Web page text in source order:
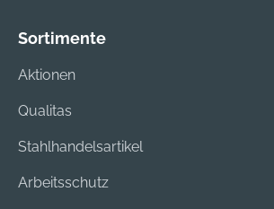
Sortimente
Aktionen
Qualitas
Stahlhandelsartikel
Arbeitsschutz